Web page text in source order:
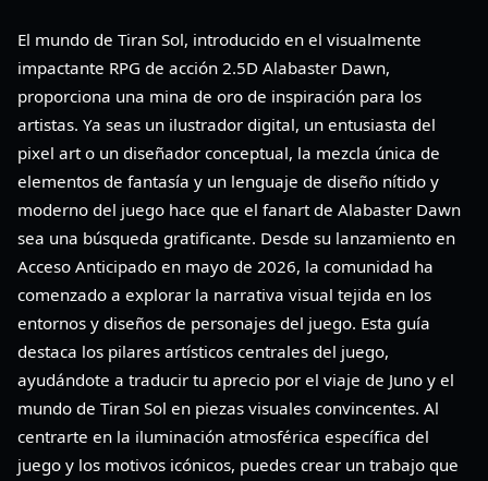
El mundo de Tiran Sol, introducido en el visualmente
impactante RPG de acción 2.5D Alabaster Dawn,
proporciona una mina de oro de inspiración para los
artistas. Ya seas un ilustrador digital, un entusiasta del
pixel art o un diseñador conceptual, la mezcla única de
elementos de fantasía y un lenguaje de diseño nítido y
moderno del juego hace que el fanart de Alabaster Dawn
sea una búsqueda gratificante. Desde su lanzamiento en
Acceso Anticipado en mayo de 2026, la comunidad ha
comenzado a explorar la narrativa visual tejida en los
entornos y diseños de personajes del juego. Esta guía
destaca los pilares artísticos centrales del juego,
ayudándote a traducir tu aprecio por el viaje de Juno y el
mundo de Tiran Sol en piezas visuales convincentes. Al
centrarte en la iluminación atmosférica específica del
juego y los motivos icónicos, puedes crear un trabajo que